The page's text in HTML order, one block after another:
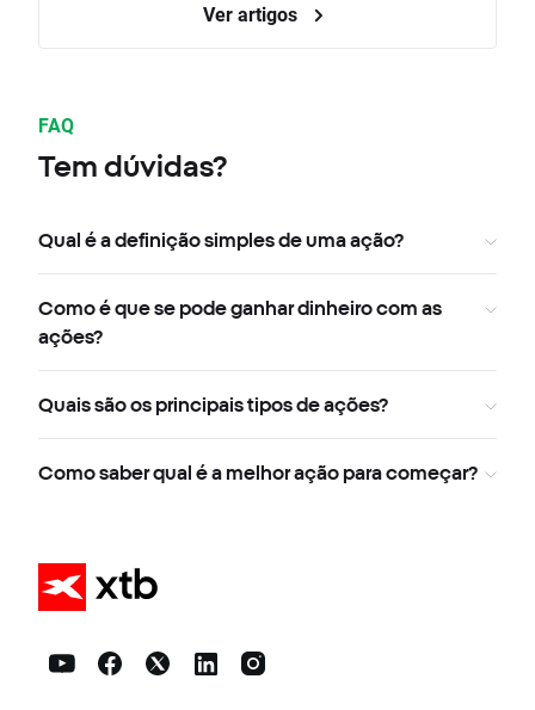
Ver artigos
FAQ
Tem dúvidas?
Qual é a definição simples de uma ação?
Como é que se pode ganhar dinheiro com as
ações?
Quais são os principais tipos de ações?
Como saber qual é a melhor ação para começar?